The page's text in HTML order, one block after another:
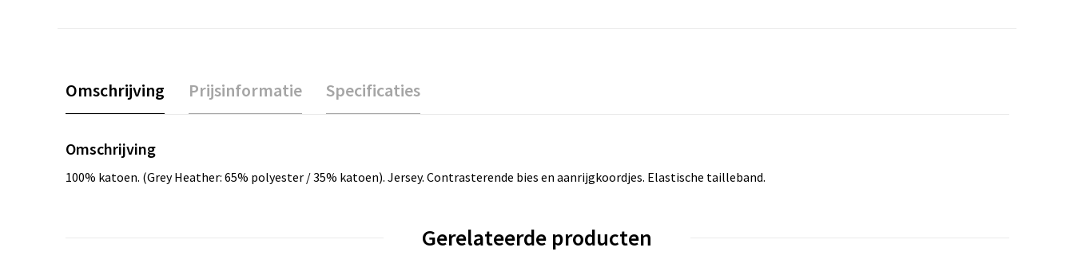
Omschrijving Prijsinformatie Specificaties
Omschrijving
100% katoen. (Grey Heather: 65% polyester / 35% katoen). Jersey. Contrasterende bies en aanrijgkoordjes. Elastische tailleband.
Gerelateerde producten